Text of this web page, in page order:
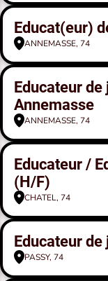
Educat(eur)
ANNEMASSE, 74
Educateur
Annemasse
ANNEMASSE, 74
Educateur /
(H/F)
CHATEL, 74
Educateur
PASSY, 74